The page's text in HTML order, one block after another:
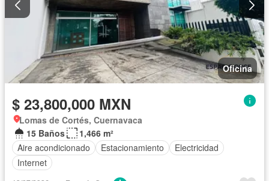
Oficina
$ 23,800,000 MXN
Lomas de Cortés, Cuernavaca
15 Baños
1,466 m²
Aire acondicionado
Estacionamiento
Electricidad
Internet